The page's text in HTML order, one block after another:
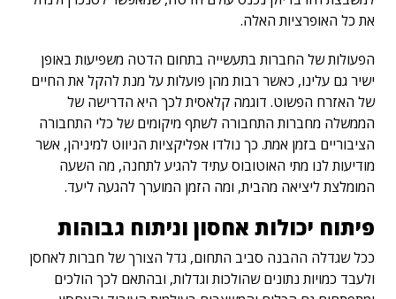
את כל האופרציות האלה.
הפעולות של החברות בתעשייה בתחום הדטה משפיעות באופן
ישיר גם עלינו, כאשר רבות מהן פועלות על מנת להקל את החיים
של האזרח הפשוט. דוגמה קלאסית לכך היא הדרישה של
הממשלה מחברות התחבורה לשתף מיקומים של כלי התחבורה
הציבוריים בזמן אמת. כך נולדו אפליקציות הניווט למיניהן, אשר
מודיעות לנו מתי האוטובוס עתיד להגיע לתחנה, מה השעה
המומלצת ליציאה מהבית, ומה הזמן המוערך להגעה ליעד.
פיתוח יכולות אחסון וניתוח גבוהות
ככל שגדלה ההבנה סביב התחום, גדל הצורך של חברות לאחסן
ולעבד כמויות נתונים שהולכות וגדלות, ובהתאם לכך הולכים